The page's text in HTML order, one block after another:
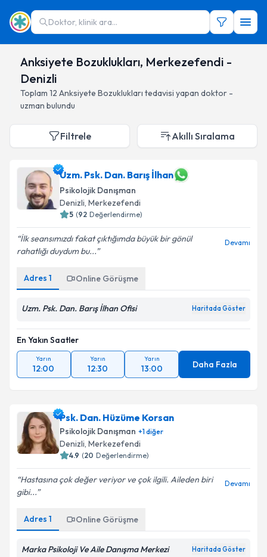
Doktor, klinik ara...
Anksiyete Bozuklukları, Merkezefendi -
Denizli
Toplam 12 Anksiyete Bozuklukları tedavisi yapan doktor -
uzman bulundu
Filtrele Akıllı Sıralama
Uzm. Psk. Dan. Barış İlhan
Psikolojik Danışman
Denizli, Merkezefendi
5 (92 Değerlendirme)
İlk seansımızdı fakat çıktığımda büyük bir gönül
rahatlığı duydum bu...
Devamı
Adres 1 Online Görüşme
Uzm. Psk. Dan. Barış İlhan Ofisi Haritada Göster
En Yakın Saatler
Yarın
12:00
Yarın
12:30
Yarın
13:00 Daha Fazla
Psk. Dan. Hüzüme Korsan
Psikolojik Danışman +1diğer
Denizli, Merkezefendi
4.9 (20 Değerlendirme)
Hastasına çok değer veriyor ve çok ilgili. Aileden biri
gibi...
Devamı
Adres 1 Online Görüşme
Marka Psikoloji Ve Aile Danışma Merkezi Haritada Göster